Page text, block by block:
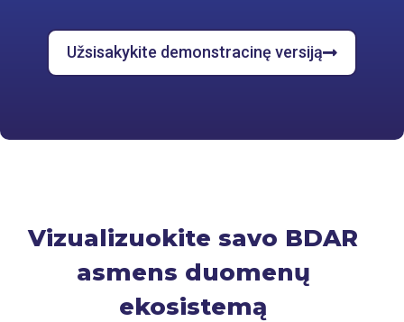
Užsisakykite demonstracinę versiją
Vizualizuokite savo BDAR
asmens duomenų
ekosistemą